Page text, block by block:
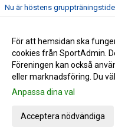
Nu är höstens
OBS! Anmälningar till
Gå till
För att hemsidan ska
cookies från SportAdmin.
Föreningen kan också
eller marknadsföring. Du
Anpassa dina val
Acceptera nödvändiga